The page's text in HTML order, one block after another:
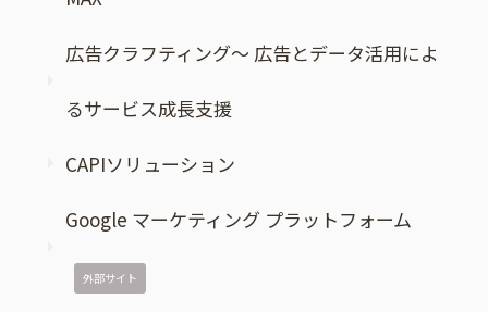
広告クラフティング～ 広告とデータ活用によ
るサービス成長支援
CAPIソリューション
Google マーケティング プラットフォーム
外部サイト